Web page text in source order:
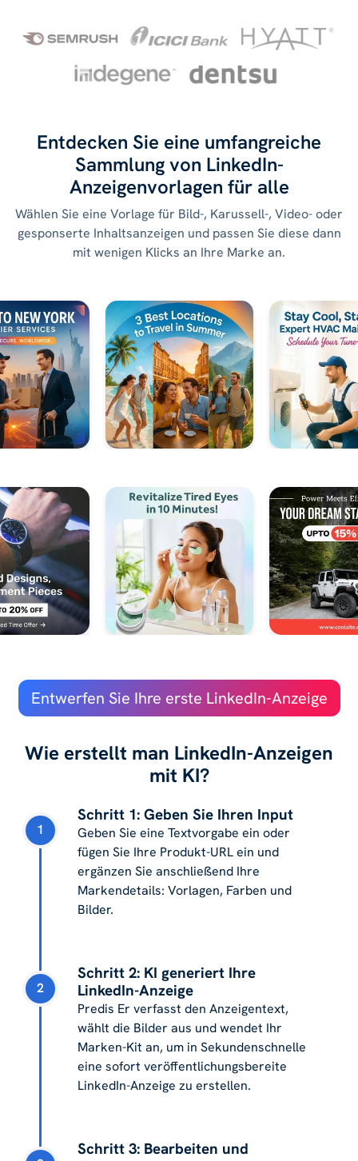
Entdecken Sie eine umfangreiche
Sammlung von LinkedIn-
Anzeigenvorlagen für alle
Wählen Sie eine Vorlage für Bild-, Karussell-, Video- oder
gesponserte Inhaltsanzeigen und passen Sie diese dann
mit wenigen Klicks an Ihre Marke an.
Entwerfen Sie Ihre erste LinkedIn-Anzeige
Wie erstellt man LinkedIn-Anzeigen
mit KI?
1
Schritt 1: Geben Sie Ihren Input
Geben Sie eine Textvorgabe ein oder
fügen Sie Ihre Produkt-URL ein und
ergänzen Sie anschließend Ihre
Markendetails: Vorlagen, Farben und
Bilder.
2
Schritt 2: KI generiert Ihre
LinkedIn-Anzeige
Predis Er verfasst den Anzeigentext,
wählt die Bilder aus und wendet Ihr
Marken-Kit an, um in Sekundenschnelle
eine sofort veröffentlichungsbereite
LinkedIn-Anzeige zu erstellen.
Schritt 3: Bearbeiten und